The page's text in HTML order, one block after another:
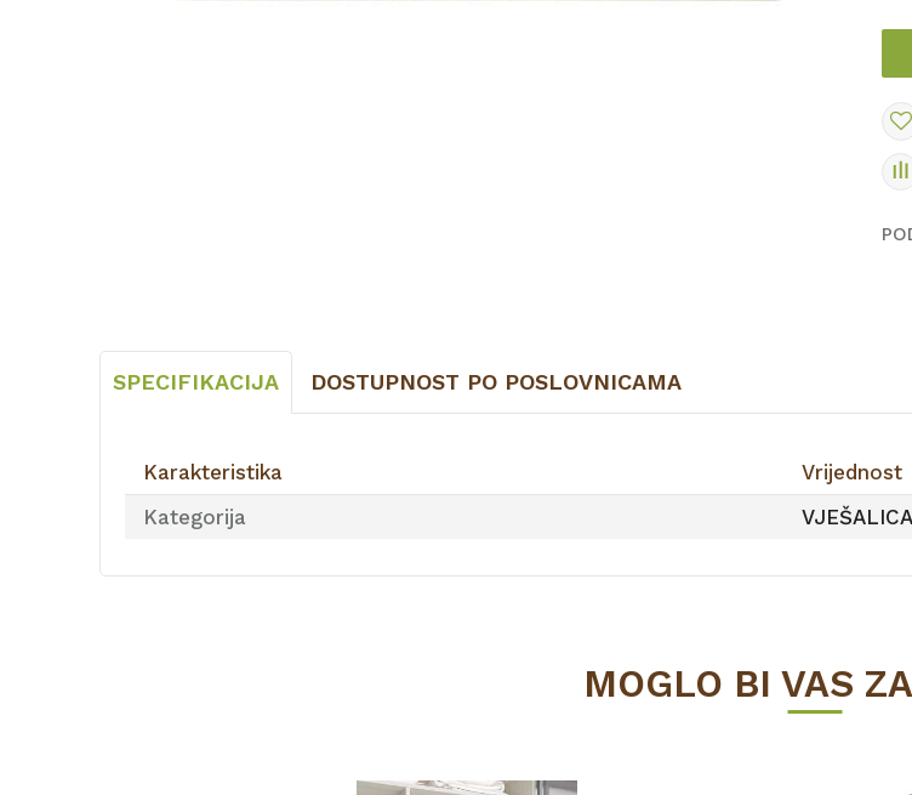
SPECIFIKACIJA DOSTUPNOST PO POSLOVNICAMA
Karakteristika
Vrijednost
Kategorija
VJEŠALICA
MOGLO BI VAS